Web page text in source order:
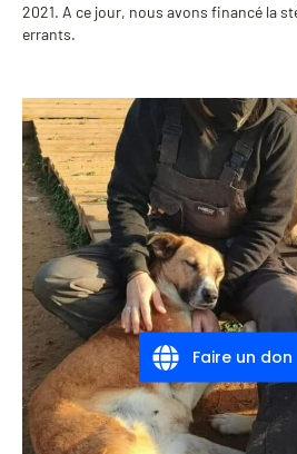
2021. A ce jour, nous avons financé la
errants.
Faire un don